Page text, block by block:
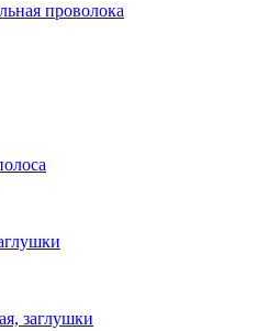
проволока
заглушки